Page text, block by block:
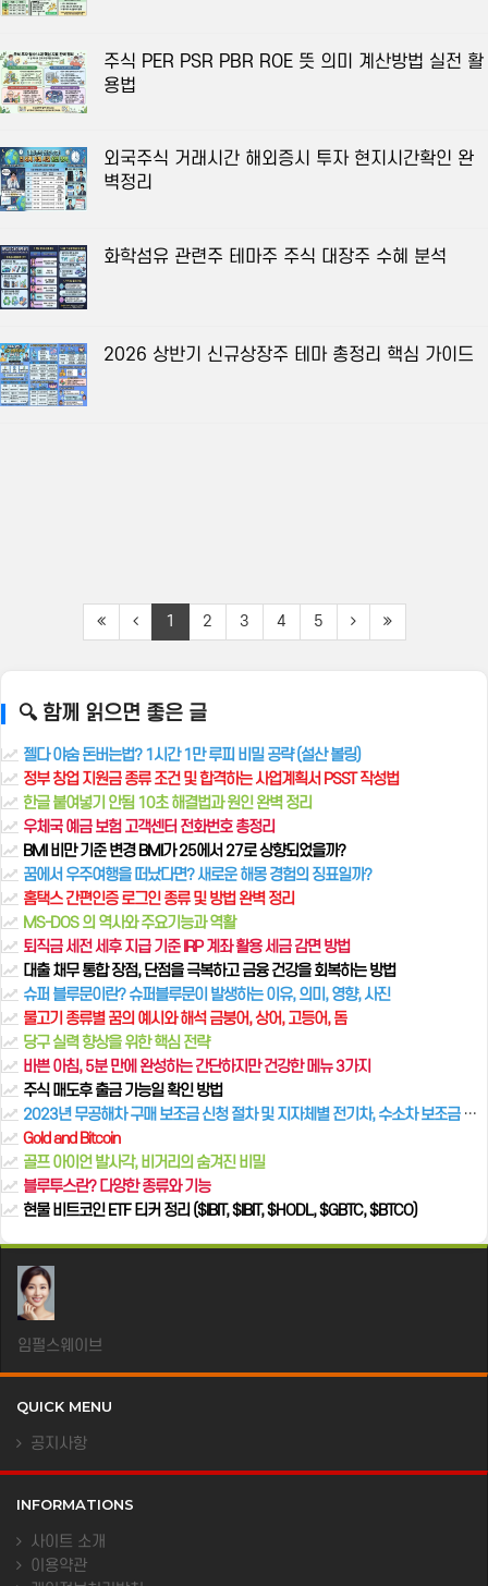
주식 PER PSR PBR ROE 뜻 의미 계산방법 실전 활
용법
외국주식 거래시간 해외증시 투자 현지시간확인 완
벽정리
화학섬유 관련주 테마주 주식 대장주 수혜 분석
2026 상반기 신규상장주 테마 총정리 핵심 가이드
1 2 3 4 5
🔍 함께 읽으면 좋은 글
젤다 야숨 돈버는법? 1시간 1만 루피 비밀 공략 (설산 볼링)
정부 창업 지원금 종류 조건 및 합격하는 사업계획서 PSST 작성법
한글 붙여넣기 안됨 10초 해결법과 원인 완벽 정리
우체국 예금 보험 고객센터 전화번호 총정리
BMI 비만 기준 변경 BMI가 25에서 27로 상향되었을까?
꿈에서 우주여행을 떠났다면? 새로운 해몽 경험의 징표일까?
홈택스 간편인증 로그인 종류 및 방법 완벽 정리
MS-DOS 의 역사와 주요기능과 역활
퇴직금 세전 세후 지급 기준 IRP 계좌 활용 세금 감면 방법
대출 채무 통합 장점, 단점을 극복하고 금융 건강을 회복하는 방법
슈퍼 블루문이란? 슈퍼블루문이 발생하는 이유, 의미, 영향, 사진
물고기 종류별 꿈의 예시와 해석 금붕어, 상어, 고등어, 돔
당구 실력 향상을 위한 핵심 전략
바쁜 아침, 5분 만에 완성하는 간단하지만 건강한 메뉴 3가지
주식 매도후 출금 가능일 확인 방법
2023년 무공해차 구매 보조금 신청 절차 및 지자체별 전기차, 수소차 보조금 확인하기
Gold and Bitcoin
골프 아이언 발사각, 비거리의 숨겨진 비밀
블루투스란? 다양한 종류와 기능
현물 비트코인 ETF 티커 정리 ($IBIT, $IBIT, $HODL, $GBTC, $BTCO)
임펄스웨이브
QUICK MENU
공지사항
INFORMATIONS
사이트 소개
이용약관